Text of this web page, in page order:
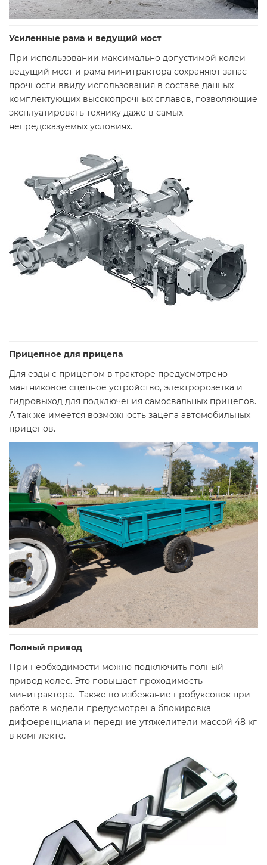
Усиленные рама и ведущий мост
При использовании максимально допустимой колеи
ведущий мост и рама минитрактора сохраняют запас
прочности ввиду использования в составе данных
комплектующих высокопрочных сплавов, позволяющие
эксплуатировать технику даже в самых
непредсказуемых условиях.
Прицепное для прицепа
Для езды с прицепом в тракторе предусмотрено
маятниковое сцепное устройство, электророзетка и
гидровыход для подключения самосвальных прицепов.
А так же имеется возможность зацепа автомобильных
прицепов.
Полный привод
При необходимости можно подключить полный
привод колес. Это повышает проходимость
минитрактора. Также во избежание пробуксовок при
работе в модели предусмотрена блокировка
дифференциала и передние утяжелители массой 48 кг
в комплекте.